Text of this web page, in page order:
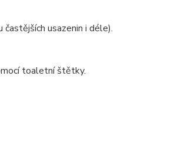
usazenin i déle).
toaletní štětky.